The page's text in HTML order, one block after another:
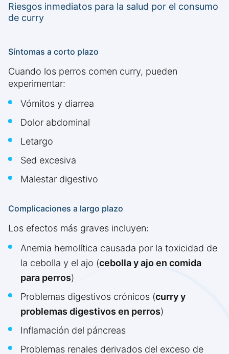
Riesgos inmediatos para la salud por el consumo
de curry
Síntomas a corto plazo
Cuando los perros comen curry, pueden
experimentar:
Vómitos y diarrea
Dolor abdominal
Letargo
Sed excesiva
Malestar digestivo
Complicaciones a largo plazo
Los efectos más graves incluyen:
Anemia hemolítica causada por la toxicidad de
la cebolla y el ajo (cebolla y ajo en comida
para perros)
Problemas digestivos crónicos (curry y
problemas digestivos en perros)
Inflamación del páncreas
Problemas renales derivados del exceso de